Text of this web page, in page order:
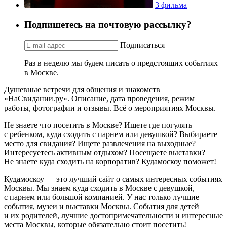
3 фильма
Подпишетесь на почтовую рассылку?
Подписаться
Раз в неделю мы будем писать о предстоящих событиях
в Москве.
Душевные встречи для общения и знакомств
«НаСвидании.ру». Описание, дата проведения, режим
работы, фотографии и отзывы. Всё о мероприятиях Москвы.
Не знаете что посетить в Москве? Ищете где погулять
с ребенком, куда сходить с парнем или девушкой? Выбираете
место для свидания? Ищете развлечения на выходные?
Интересуетесь активным отдыхом? Посещаете выставки?
Не знаете куда сходить на корпоратив? Кудамоскоу поможет!
Кудамоскоу — это лучший сайт о самых интересных событиях
Москвы. Мы знаем куда сходить в Москве с девушкой,
с парнем или большой компанией. У нас только лучшие
события, музеи и выставки Москвы. События для детей
и их родителей, лучшие достопримечательности и интересные
места Москвы, которые обязательно стоит посетить!